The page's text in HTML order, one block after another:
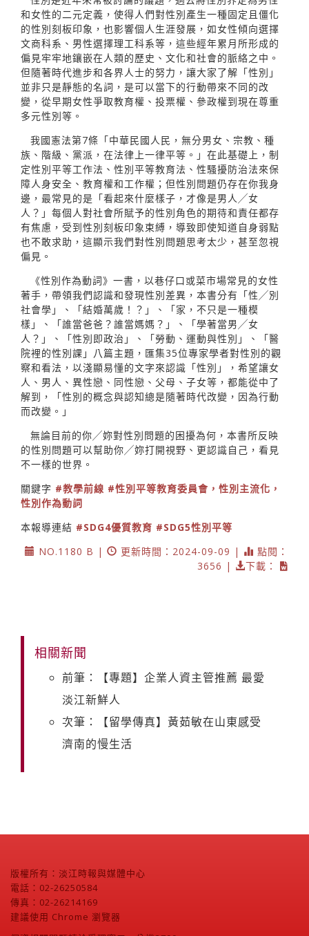
和女性的二元定義，使得人們對性別產生一種固定且僵化
的性別刻板印象，也影響個人生涯發展，如女性傾向選擇
文商科系、男性選擇理工科系等，這些經年累月所形成的
偏見牢牢地鑲嵌在人類的歷史、文化和社會的脈絡之中。
但隨著時代進步和各界人士的努力，讓大家了解「性別」
並非只是靜態的名詞，是可以當下的行動帶來不同的改
變，從早期女性爭取教育權、投票權、參政權到現在尊重
多元性別等。
我國憲法第7條「中華民國人民，無分男女、宗教、種
族、階級、黨派，在法律上一律平等。」在此基礎上，制
定性別平等工作法、性別平等教育法、性騷擾防治法來保
障人身安全、教育權和工作權；但性別問題仍存在你我身
邊，最常見的是「看起來什麼樣子，才像是男人╱女
人？」每個人對社會所賦予的性別角色的期待和責任都存
有焦慮，受到性別刻板印象束縛，導致即使知道自身弱點
也不敢求助，這顯示我們對性別問題思考太少，甚至忽視
偏見。
《性別作為動詞》一書，以巷仔口或菜市場常見的女性
著手，帶領我們認識和發現性別差異，本書分有「性╱別
社會學」、「結婚萬歲！？」、「家，不只是一種模
樣」、「誰當爸爸？誰當媽媽？」、「學著當男╱女
人？」、「性別即政治」、「勞動、運動與性別」、「醫
院裡的性別課」八篇主題，匯集35位專家學者對性別的觀
察和看法，以淺顯易懂的文字來認識「性別」，希望讓女
人、男人、異性戀、同性戀、父母、子女等，都能從中了
解到，「性別的概念與認知總是隨著時代改變，因為行動
而改變。」
無論目前的你╱妳對性別問題的困擾為何，本書所反映
的性別問題可以幫助你╱妳打開視野、更認識自己，看見
不一樣的世界。
關鍵字 #教學前線 #性別平等教育委員會，性別主流化，
性別作為動詞
本報導連結 #SDG4優質教育 #SDG5性別平等
NO.1180 B |
更新時間：2024-09-09 |
點閱：
3656 |
下載：
相關新聞
前筆：【專題】企業人資主管推薦 最愛
淡江新鮮人
次筆：【留學傳真】黃茹敏在山東感受
濟南的慢生活
版權所有：淡江時報與媒體中心
電話：02-26250584
傳真：02-26214169
建議使用 Chrome 瀏覽器